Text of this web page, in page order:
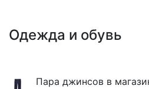
Одежда и обувь
Пара джинсов в